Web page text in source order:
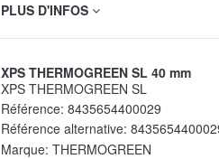
PLUS D'INFOS
XPS THERMOGREEN SL 40 mm
XPS THERMOGREEN SL
Référence: 8435654400029
Référence alternative:
Marque: THERMOGREEN